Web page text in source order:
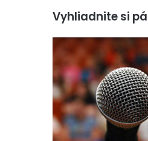
Vyhliadnite si